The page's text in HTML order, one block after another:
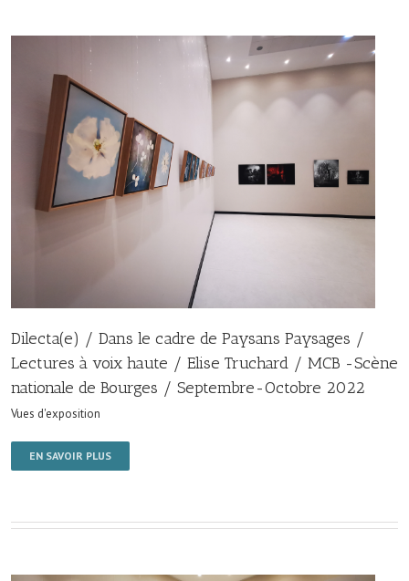
Dilecta(e) / Dans le cadre de Paysans Paysages /
Lectures à voix haute / Elise Truchard / MCB -Scène
nationale de Bourges / Septembre-Octobre 2022
Vues d'exposition
EN SAVOIR PLUS